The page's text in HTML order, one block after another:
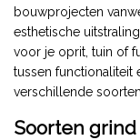
bouwprojecten
esthetische
voor je oprit, tuin of
tussen functionaliteit
verschillende
Soorten